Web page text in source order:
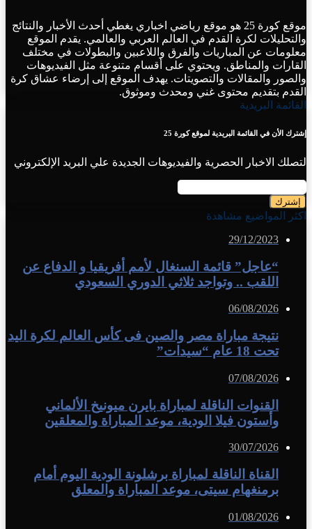
موقع كورة 25 هو موقع رياضي اخباري يغطي أحدث الأخبار والنتائج
والتحليلات لكرة القدم في العالم العربي والعالمي. يقدم الموقع
معلومات عن المباريات والفرق واللاعبين والبطولات في مختلف
القارات والمناطق. ويحتوي على أقسام متنوعة مثل الفيديوهات
والصور والمقالات والتصويتات. يهدف الموقع إلى إرضاء عشاق كرة
القدم بتقديم محتوى غني ومحدث وموثوق.
القائمة البريدية
إشترك الأن في القائمة البريدية لموقع كورة 25
لتصلك الاخبار الحصرية والفيديوهات الجديدة علي البريد الإلكتروني
أدخل
بريدك
الإلكتروني
اكثر المواضيع مشاهدة
29/12/2023
“عاجل” قائمة السنغال لأمم أفريقيا و الدفاع عن
اللقب .. وتواجد ثلاثي الدوري السعودي
06/08/2026
نتيجة مباراة مصر والصين فى كأس العالم لكرة اليد
تحت 18 عام “سيدات”
07/08/2026
القنوات الناقلة لمباراة بايرن ميونيخ الألماني
وأستون فيلا الودية، موعد المباراة والمعلقين
30/07/2026
القناة الناقلة لمباراة برشلونة الودية اليوم أمام
برمنغهام سيتى، موعد المباراة والمعلق
01/08/2026